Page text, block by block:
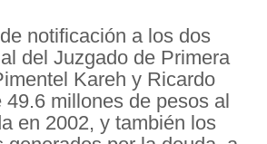
notificación a los dos
del Juzgado de Primera
Kareh y Ricardo
millones de pesos al
en 2002, y también los